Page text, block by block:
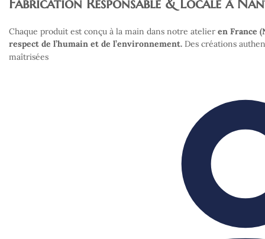
Fabrication Responsable & Locale à
Chaque produit est conçu à la main dans notre atelier en France
respect de l’humain et de l’environnement. Des créations
maîtrisées